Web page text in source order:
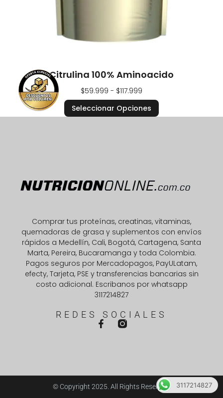
Citrulina 100% Aminoacido
$59.999 - $117.999
Seleccionar Opciones
Comprar tus proteínas, creatinas, vitaminas,
quemadoras de grasa y suplementos con envíos
rápidos a Medellín, Cali, Bogotá, Cartagena, Santa
Marta, Pereira, Bucaramanga y toda Colombia.
Pagos seguros por Mercadopagos, PayULatam,
efecty, Tarjeta, PSE y transferencias bancarias sin
costo adicional. Escribanos por whatsapp
3117214827
REDES SOCIALES
© Copyright 2025. All Rights Reserved. 3117214827